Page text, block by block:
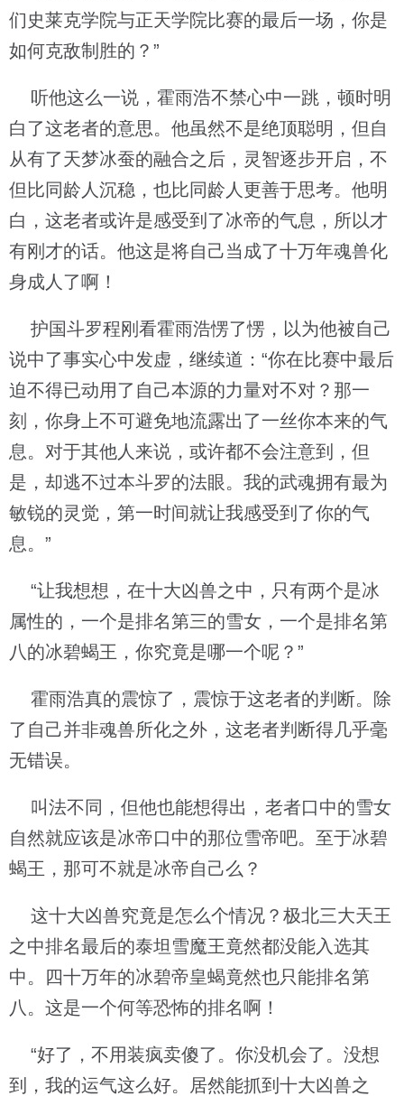
们史莱克学院与正天学院比赛的最后一场，你是
如何克敌制胜的？”
听他这么一说，霍雨浩不禁心中一跳，顿时明
白了这老者的意思。他虽然不是绝顶聪明，但自
从有了天梦冰蚕的融合之后，灵智逐步开启，不
但比同龄人沉稳，也比同龄人更善于思考。他明
白，这老者或许是感受到了冰帝的气息，所以才
有刚才的话。他这是将自己当成了十万年魂兽化
身成人了啊！
护国斗罗程刚看霍雨浩愣了愣，以为他被自己
说中了事实心中发虚，继续道：“你在比赛中最后
迫不得已动用了自己本源的力量对不对？那一
刻，你身上不可避免地流露出了一丝你本来的气
息。对于其他人来说，或许都不会注意到，但
是，却逃不过本斗罗的法眼。我的武魂拥有最为
敏锐的灵觉，第一时间就让我感受到了你的气
息。”
“让我想想，在十大凶兽之中，只有两个是冰
属性的，一个是排名第三的雪女，一个是排名第
八的冰碧蝎王，你究竟是哪一个呢？”
霍雨浩真的震惊了，震惊于这老者的判断。除
了自己并非魂兽所化之外，这老者判断得几乎毫
无错误。
叫法不同，但他也能想得出，老者口中的雪女
自然就应该是冰帝口中的那位雪帝吧。至于冰碧
蝎王，那可不就是冰帝自己么？
这十大凶兽究竟是怎么个情况？极北三大天王
之中排名最后的泰坦雪魔王竟然都没能入选其
中。四十万年的冰碧帝皇蝎竟然也只能排名第
八。这是一个何等恐怖的排名啊！
“好了，不用装疯卖傻了。你没机会了。没想
到，我的运气这么好。居然能抓到十大凶兽之